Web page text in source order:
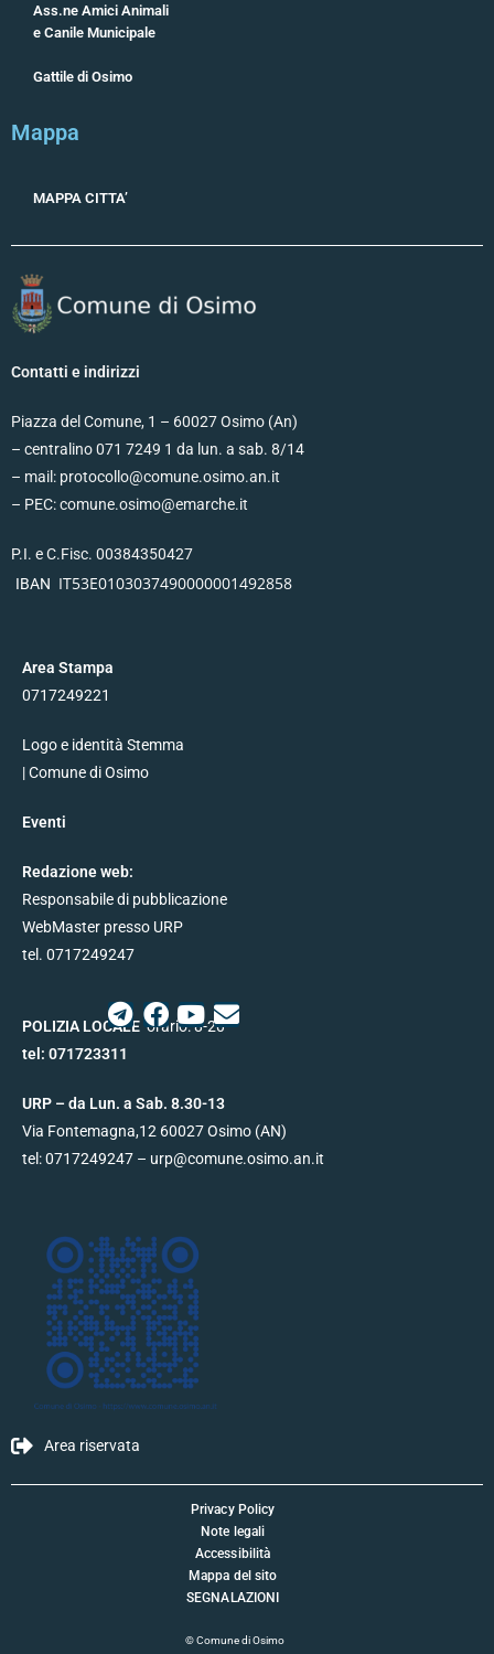
Ass.ne Amici Animali
e Canile Municipale
Gattile di Osimo
Mappa
MAPPA CITTA’
Contatti e indirizzi
Piazza del Comune, 1 – 60027 Osimo (An)
– centralino 071 7249 1 da lun. a sab. 8/14
– mail: protocollo@comune.osimo.an.it
– PEC: comune.osimo@emarche.it
P.I. e C.Fisc. 00384350427
IBAN IT53E0103037490000001492858
Area Stampa
0717249221
Logo e identità Stemma
| Comune di Osimo
Eventi
Redazione web:
Responsabile di pubblicazione
WebMaster presso URP
tel. 0717249247
POLIZIA LOCALEorario: 8-20
tel: 071723311
URP – da Lun. a Sab. 8.30-13
Via Fontemagna,12 60027Osimo (AN)
tel:0717249247 – urp@comune.osimo.an.it
Area riservata
Privacy Policy
Note legali
Accessibilità
Mappa del sito
SEGNALAZIONI
©Comune di Osimo